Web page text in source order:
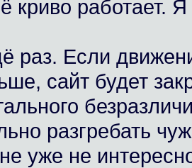
криво работает.
раз. Если
сайт будет
разгребать
уже не